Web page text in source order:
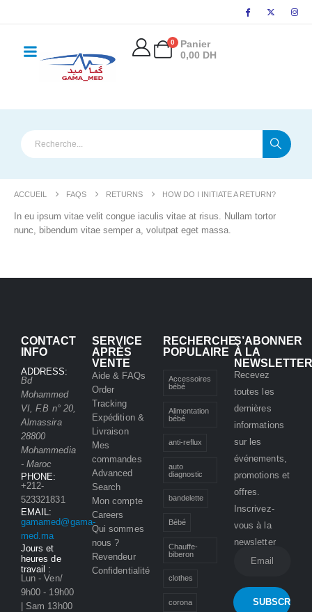
0
Panier
0,00 DH
ACCUEIL FAQS RETURNS HOW DO I INITIATE A RETURN?
In eu ipsum vitae velit congue iaculis vitae at risus. Nullam tortor
nunc, bibendum vitae semper a, volutpat eget massa.
CONTACT
INFO
ADDRESS:
Bd
Mohammed
VI, F.B n° 20,
Almassira
28800
Mohammedia
- Maroc
PHONE:
+212-
523321831
EMAIL:
gamamed@gama-
med.ma
Jours et
heures de
travail :
Lun - Ven/
9h00 - 19h00
| Sam 13h00
SERVICE
APRÈS
VENTE
Aide & FAQs
Order
Tracking
Expédition &
Livraison
Mes
commandes
Advanced
Search
Mon compte
Careers
Qui sommes
nous ?
Revendeur
Confidentialité
RECHERCHE
POPULAIRE
Accessoires
bébé
Alimentation
bébé
anti-reflux
auto
diagnostic
bandelette
Bébé
Chauffe-
biberon
clothes
corona
S’ABONNER
À LA
NEWSLETTER
Recevez
toutes les
dernières
informations
sur les
événements,
promotions et
offres.
Inscrivez-
vous à la
newsletter